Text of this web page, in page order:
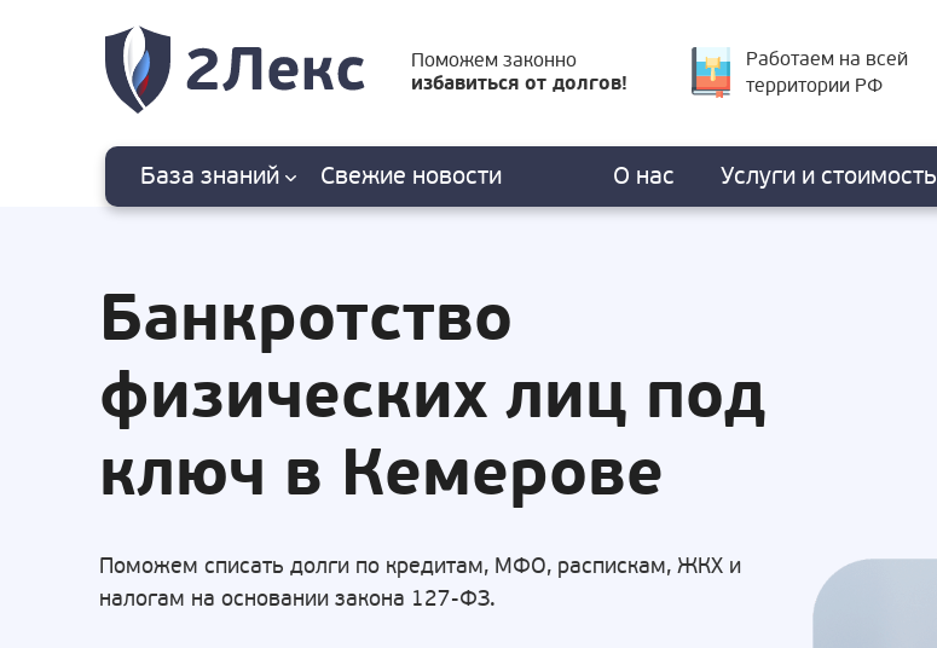
Поможем законно
избавиться от долгов!
Работаем на всей
территории РФ
База знаний Свежие новости О нас Услуги и стоимость
Банкротство
физических лиц под
ключ в Кемерове
Поможем списать долги по кредитам, МФО, распискам, ЖКХ и
налогам на основании закона 127-ФЗ.